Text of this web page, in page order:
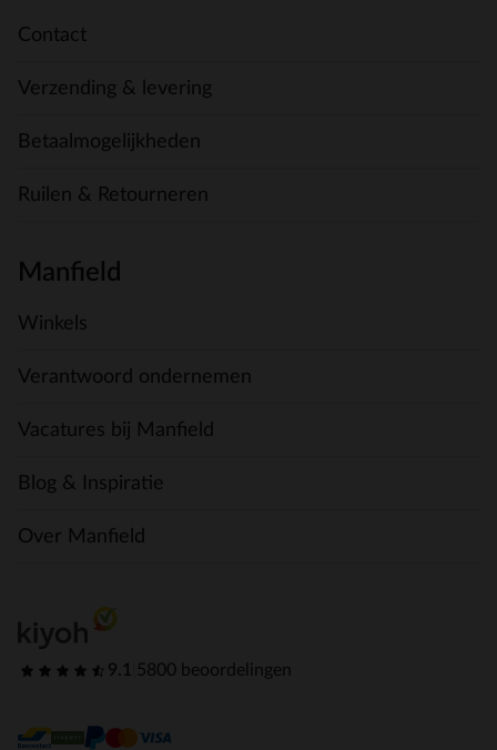
Contact
Verzending & levering
Betaalmogelijkheden
Ruilen & Retourneren
Manfield
Winkels
Verantwoord ondernemen
Vacatures bij Manfield
Blog & Inspiratie
Over Manfield
9.1 5800 beoordelingen